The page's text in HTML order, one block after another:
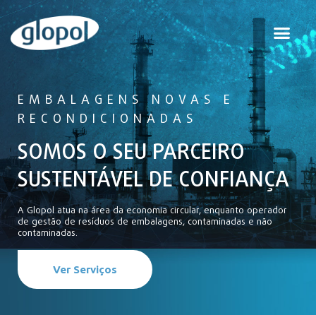
EMBALAGENS NOVAS E
RECONDICIONADAS
SOMOS O SEU PARCEIRO
SUSTENTÁVEL DE CONFIANÇA
A Glopol atua na área da economia circular, enquanto operador
de gestão de resíduos de embalagens, contaminadas e não
contaminadas.
Ver Serviços